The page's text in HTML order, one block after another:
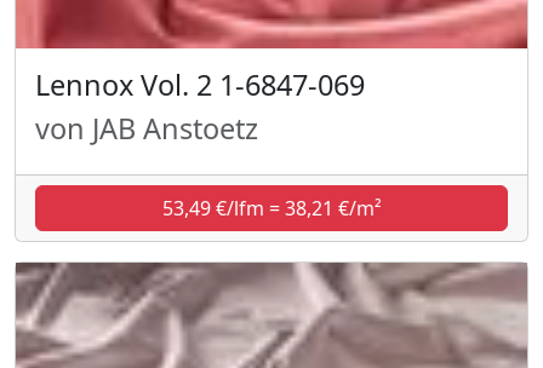
Lennox Vol. 2 1-6847-069
von JAB Anstoetz
53,49 €/lfm = 38,21 €/m²